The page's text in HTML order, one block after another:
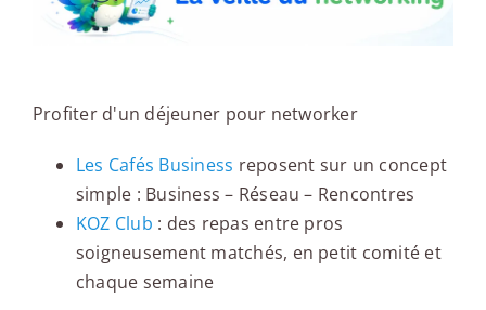
Profiter d'un déjeuner pour networker
Les Cafés Business reposent sur un concept
simple : Business – Réseau – Rencontres
KOZ Club : des repas entre pros
soigneusement matchés, en petit comité et
chaque semaine